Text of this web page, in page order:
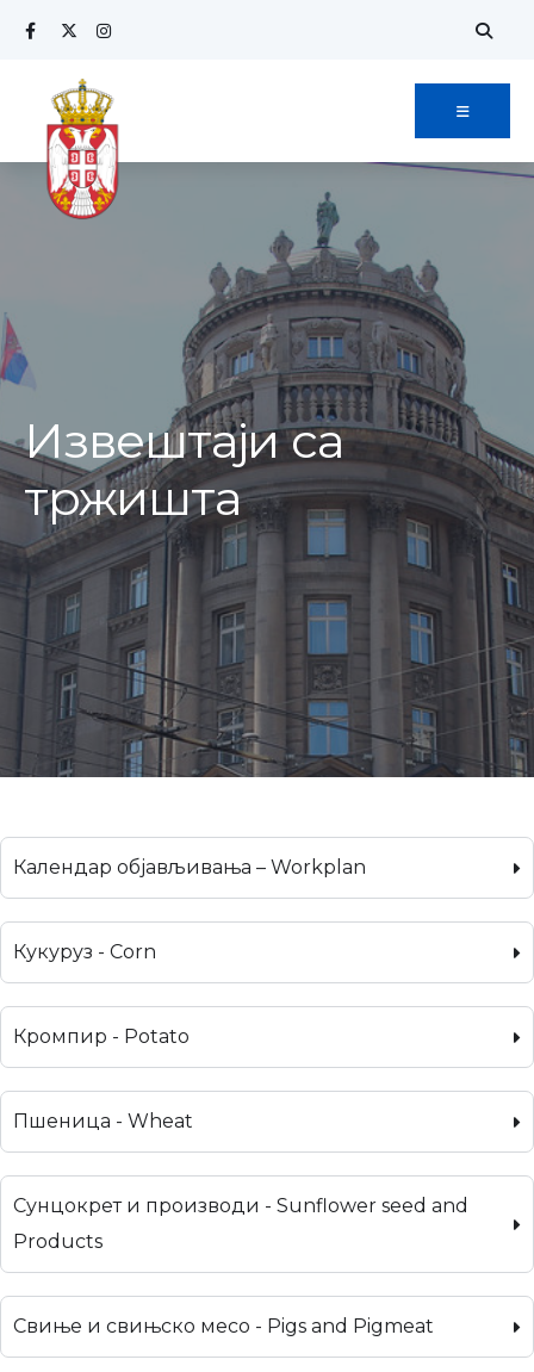
Извештаји са
тржишта
Календар објављивања – Workplan
Кукуруз - Corn
Кромпир - Potato
Пшеница - Wheat
Сунцокрет и производи - Sunflower seed and
Products
Свиње и свињско месо - Pigs and Pigmeat